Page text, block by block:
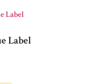
Label